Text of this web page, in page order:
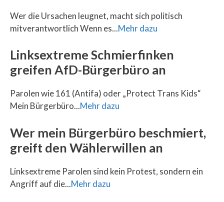
Wer die Ursachen leugnet, macht sich politisch
mitverantwortlich Wenn es...Mehr dazu
Linksextreme Schmierfinken
greifen AfD-Bürgerbüro an
Parolen wie 161 (Antifa) oder „Protect Trans Kids“
Mein Bürgerbüro...Mehr dazu
Wer mein Bürgerbüro beschmiert,
greift den Wählerwillen an
Linksextreme Parolen sind kein Protest, sondern ein
Angriff auf die...Mehr dazu